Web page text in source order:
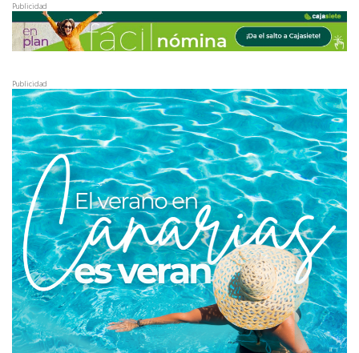
Publicidad
Publicidad